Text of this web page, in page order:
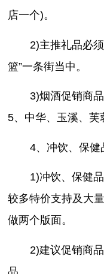
店一个)。
2)主推礼品必
篮”一条街当中。
3)烟酒促销商
5、中华、玉溪、芙
4、冲饮、保健
1)冲饮、保健
较多特价支持及大
做两个版面。
2)建议促销商
品。